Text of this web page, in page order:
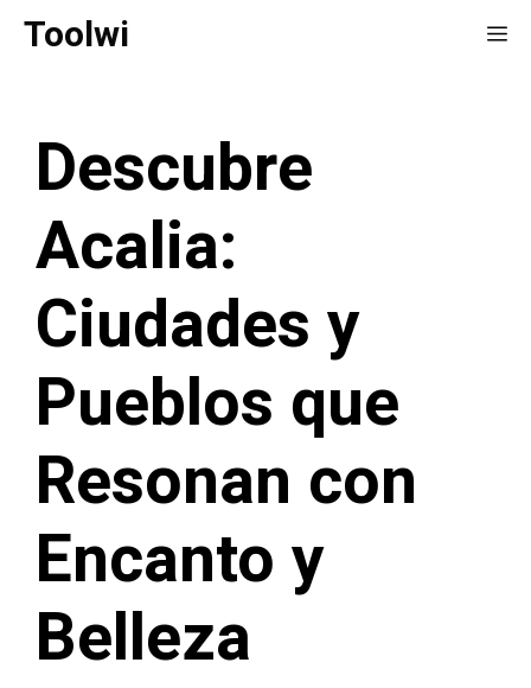
SaltarToolwi
Descubre
Acalia:
Ciudades y
Pueblos que
Resonan con
Encanto y
Belleza